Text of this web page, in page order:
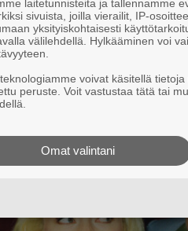
vetely ei sittenkään
laitetunnisteita ja tallennamme
sivuista, joilla vierailit, IP-
yksityiskohtaisesti
välilehdellä. Hylkääminen voi
voivat käsitellä
peruste. Voit vastustaa tätä tai
Omat valintani